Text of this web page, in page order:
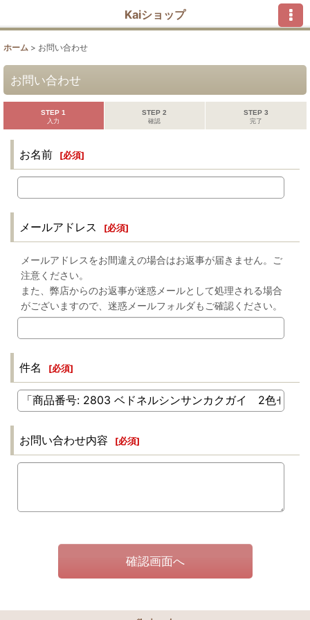
Kaiショップ
ホーム > お問い合わせ
お問い合わせ
STEP 1
入力
STEP 2
確認
STEP 3
完了
お名前 [必須]
メールアドレス [必須]
メールアドレスをお間違えの場合はお返事が届きません。ご
注意ください。
また、弊店からのお返事が迷惑メールとして処理される場合
がございますので、迷惑メールフォルダもご確認ください。
件名 [必須]
お問い合わせ内容 [必須]
確認画面へ